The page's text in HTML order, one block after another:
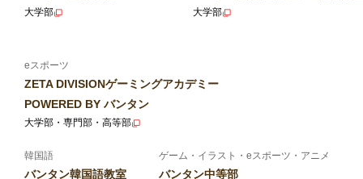
大学部 大学部
eスポーツ
ZETA DIVISIONゲーミングアカデミー
POWERED BY バンタン
大学部・専門部・高等部
韓国語
バンタン韓国語教室
ゲーム・イラスト・eスポーツ・アニメ
バンタン中等部